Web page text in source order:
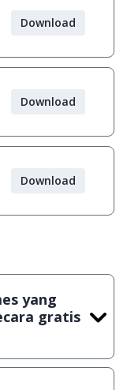
Download
Download
Download
yang
gratis
& games yang